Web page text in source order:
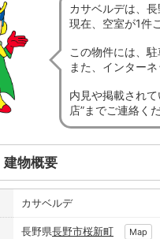
カサベルデは、
現在、空室が1件
この物件には、
また、インター
内見や掲載され
店”までご連絡く
建物概要
カサベルデ
長野県長野市桜新町 Map